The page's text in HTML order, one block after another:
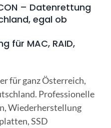
– Datenrettung
egal ob
für MAC, RAID,
für ganz Österreich,
Professionelle
Wiederherstellung
SSD